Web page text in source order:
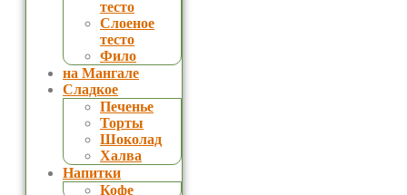
тесто
Слоеное
тесто
Фило
на Мангале
Сладкое
Печенье
Торты
Шоколад
Халва
Напитки
Кофе